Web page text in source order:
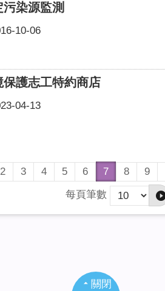
染源監測
10-06
保護志工特約商店
04-13
2 3 4 5 6 7 8 9
每頁筆數
關閉